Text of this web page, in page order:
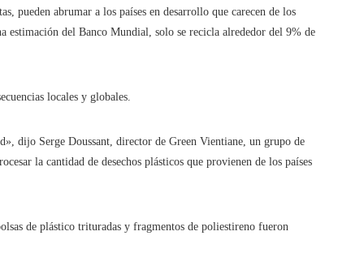
pueden abrumar a los países en desarrollo que carecen de los
estimación del Banco Mundial, solo se recicla alrededor del 9% de
locales y globales.
dijo Serge Doussant, director de Green Vientiane, un grupo de
la cantidad de desechos plásticos que provienen de los países
de plástico trituradas y fragmentos de poliestireno fueron